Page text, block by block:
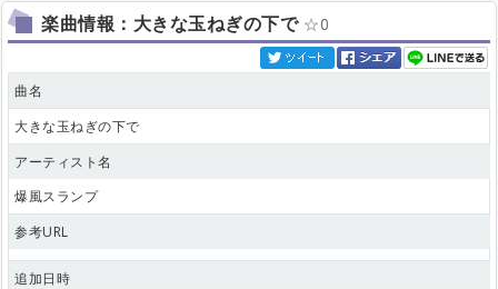
楽曲情報：大きな玉ねぎの下で 0
曲名
大きな玉ねぎの下で
アーティスト名
爆風スランプ
参考URL
追加日時